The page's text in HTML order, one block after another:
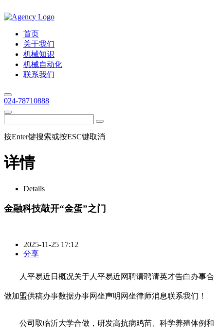
首页
关于我们
机械知识
机械自动化
联系我们
024-78710888
按Enter键搜索或按ESC键取消
详情
Details
金融科技敲开“金蛋”之门
2025-11-25 17:12
分享
人平易近日概况关于人平易近网聘请聘请英才告白办事合
做加盟供稿办事数据办事网坐声明网坐律师消息联系我们！
公司取临沂大学合做，研发高抗病鸡苗、科学养殖体例和